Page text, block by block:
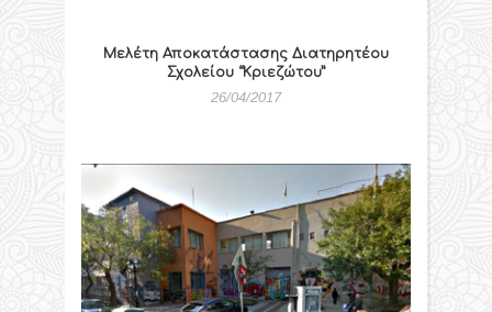
Μελέτη Αποκατάστασης Διατηρητέου
Σχολείου “Κριεζώτου”
26/04/2017